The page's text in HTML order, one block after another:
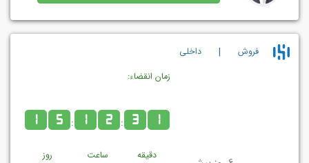
فروش | داخلي
زمان انقضاء:
1 5
روز
: 1 2
ساعت
: 3 1
دقیقه